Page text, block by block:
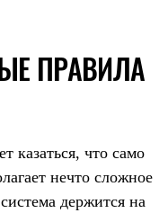
ПРАВИЛА
казаться, что само
нечто сложное
держится на